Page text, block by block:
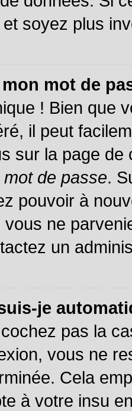
soyez plus
mon mot de
! Bien que
il peut
sur la page
de passe.
pouvoir à
vous ne
un
je
pas la
vous ne
Cela
à votre insu